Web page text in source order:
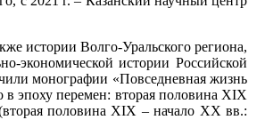
истории Волго-Уральского региона,
экономической истории Российской
монографии «Повседневная жизнь
эпоху перемен: вторая половина XIX
половина XIX – начало ХХ вв.: